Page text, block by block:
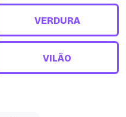
VERDURA
VILÃO